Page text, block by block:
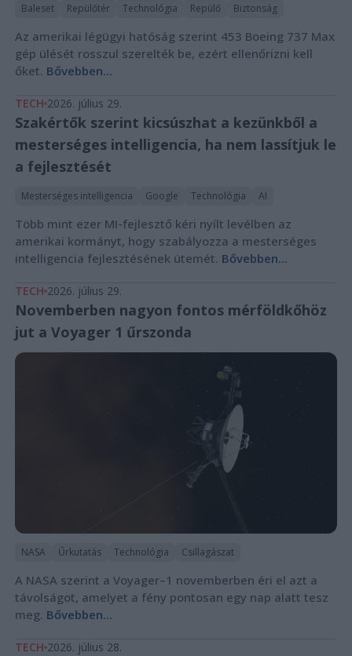
Baleset Repülőtér Technológia Repülő Biztonság
Az amerikai légügyi hatóság szerint 453 Boeing 737 Max
gép ülését rosszul szerelték be, ezért ellenőrizni kell
őket. Bővebben...
TECH 2026. július 29.
Szakértők szerint kicsúszhat a kezünkből a
mesterséges intelligencia, ha nem lassítjuk le
a fejlesztését
Mesterséges intelligencia Google Technológia AI
Több mint ezer MI-fejlesztő kéri nyílt levélben az
amerikai kormányt, hogy szabályozza a mesterséges
intelligencia fejlesztésének ütemét. Bővebben...
TECH 2026. július 29.
Novemberben nagyon fontos mérföldkőhöz
jut a Voyager 1 űrszonda
NASA Űrkutatás Technológia Csillagászat
A NASA szerint a Voyager–1 novemberben éri el azt a
távolságot, amelyet a fény pontosan egy nap alatt tesz
meg. Bővebben...
TECH 2026. július 28.